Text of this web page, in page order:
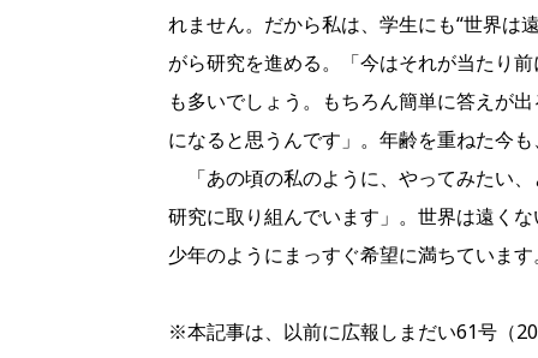
れません。だから私は、学生にも“世界は
がら研究を進める。「今はそれが当たり
も多いでしょう。もちろん簡単に答えが
になると思うんです」。年齢を重ねた今
「あの頃の私のように、やってみたい
研究に取り組んでいます」。世界は遠く
少年のようにまっすぐ希望に満ちています
※本記事は、以前に広報しまだい61号（